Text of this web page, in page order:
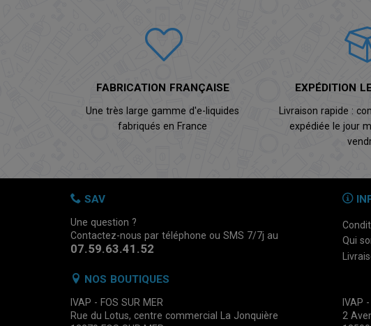
FABRICATION FRANÇAISE
Une très large gamme d'e-liquides
fabriqués en France
EXPÉDITION
Livraison rapide :
expédiée le jour
SAV
Une question ?
Contactez-nous par téléphone ou SMS 7/7j au
07.59.63.41.52
Qui
NOS BOUTIQUES
IVAP - FOS SUR MER
Rue du Lotus, centre commercial La Jonquière
IVAP
2